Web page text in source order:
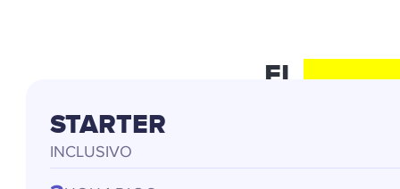
EL
STARTER
INCLUSIVO